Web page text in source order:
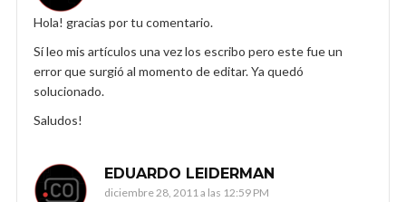
Hola! gracias por tu comentario.
Sí leo mis artículos una vez los escribo pero este fue un
error que surgió al momento de editar. Ya quedó
solucionado.
Saludos!
EDUARDO LEIDERMAN
diciembre 28, 2011 a las 12:59 PM